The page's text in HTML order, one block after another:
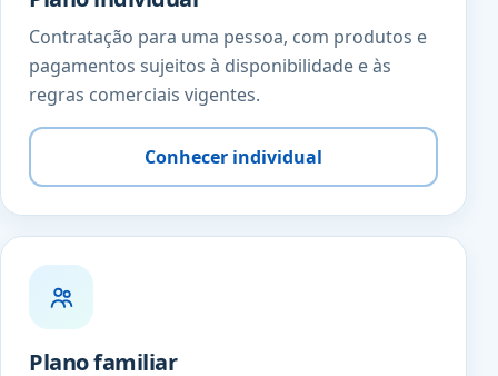
Contratação para uma pessoa, com produtos e
pagamentos sujeitos à disponibilidade e às
regras comerciais vigentes.
Conhecer individual
Plano familiar